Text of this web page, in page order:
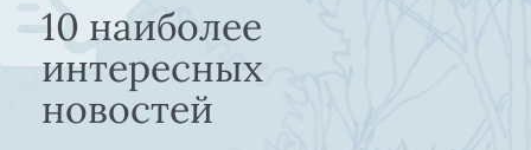
10 наиболее
интересных
новостей